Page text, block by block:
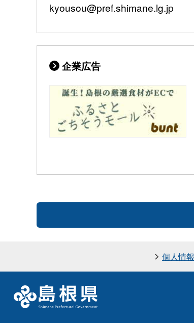
kyousou@pref.shimane.lg.jp
企業広告
個人情